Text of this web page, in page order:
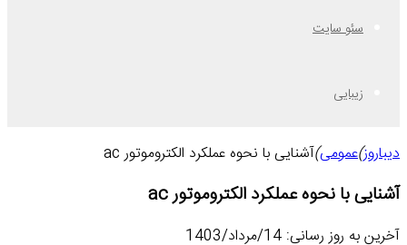
سئو سایت
زیبایی
دیباروز)عمومی)آشنایی با نحوه عملکرد الکتروموتور ac
آشنایی با نحوه عملکرد الکتروموتور ac
آخرین به روز رسانی: 14/مرداد/1403